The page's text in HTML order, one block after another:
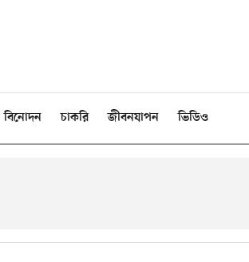
বিনোদন চাকরি জীবনযাপন ভিডিও